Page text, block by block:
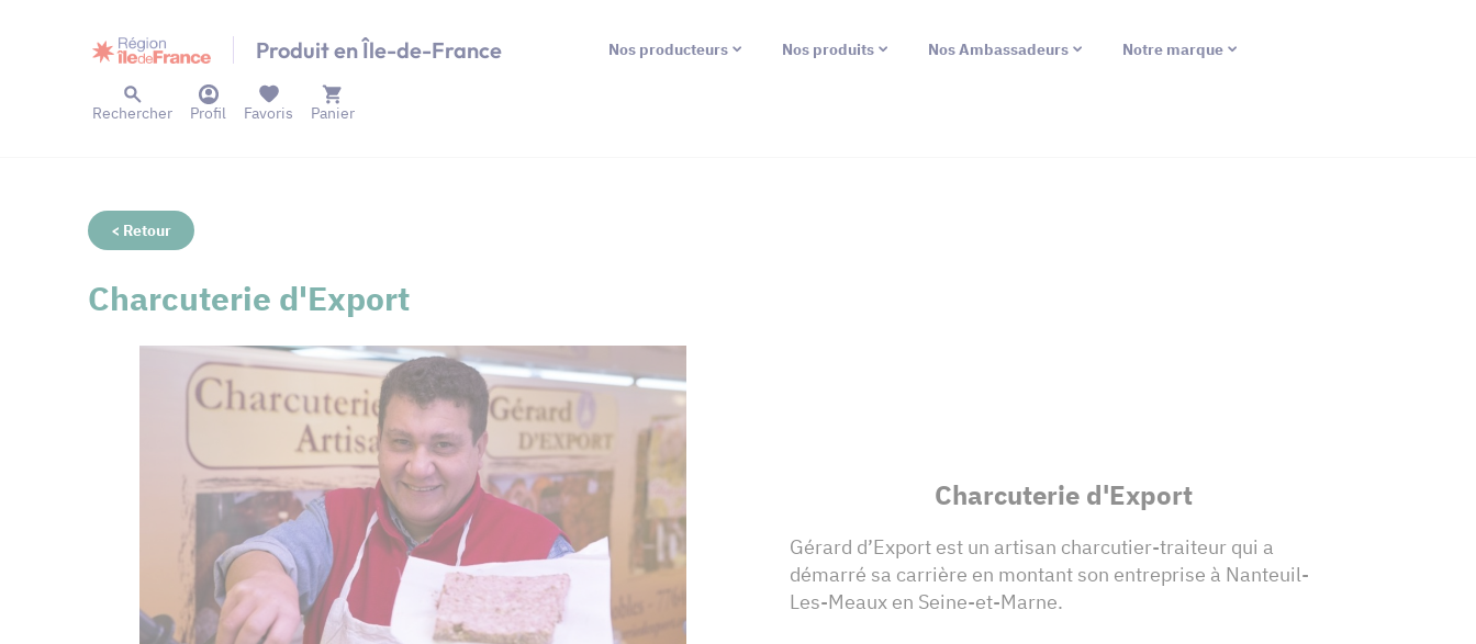
Produit en Île-de-France Nos producteurs Nos produits Nos Ambassadeurs Notre marque
Rechercher Profil Panier
Favoris
< Retour
Charcuterie d'Export
Charcuterie d'Export
Gérard d’Export est un artisan charcutier-traiteur qui a
démarré sa carrière en montant son entreprise à Nanteuil-
Les-Meaux en Seine-et-Marne.